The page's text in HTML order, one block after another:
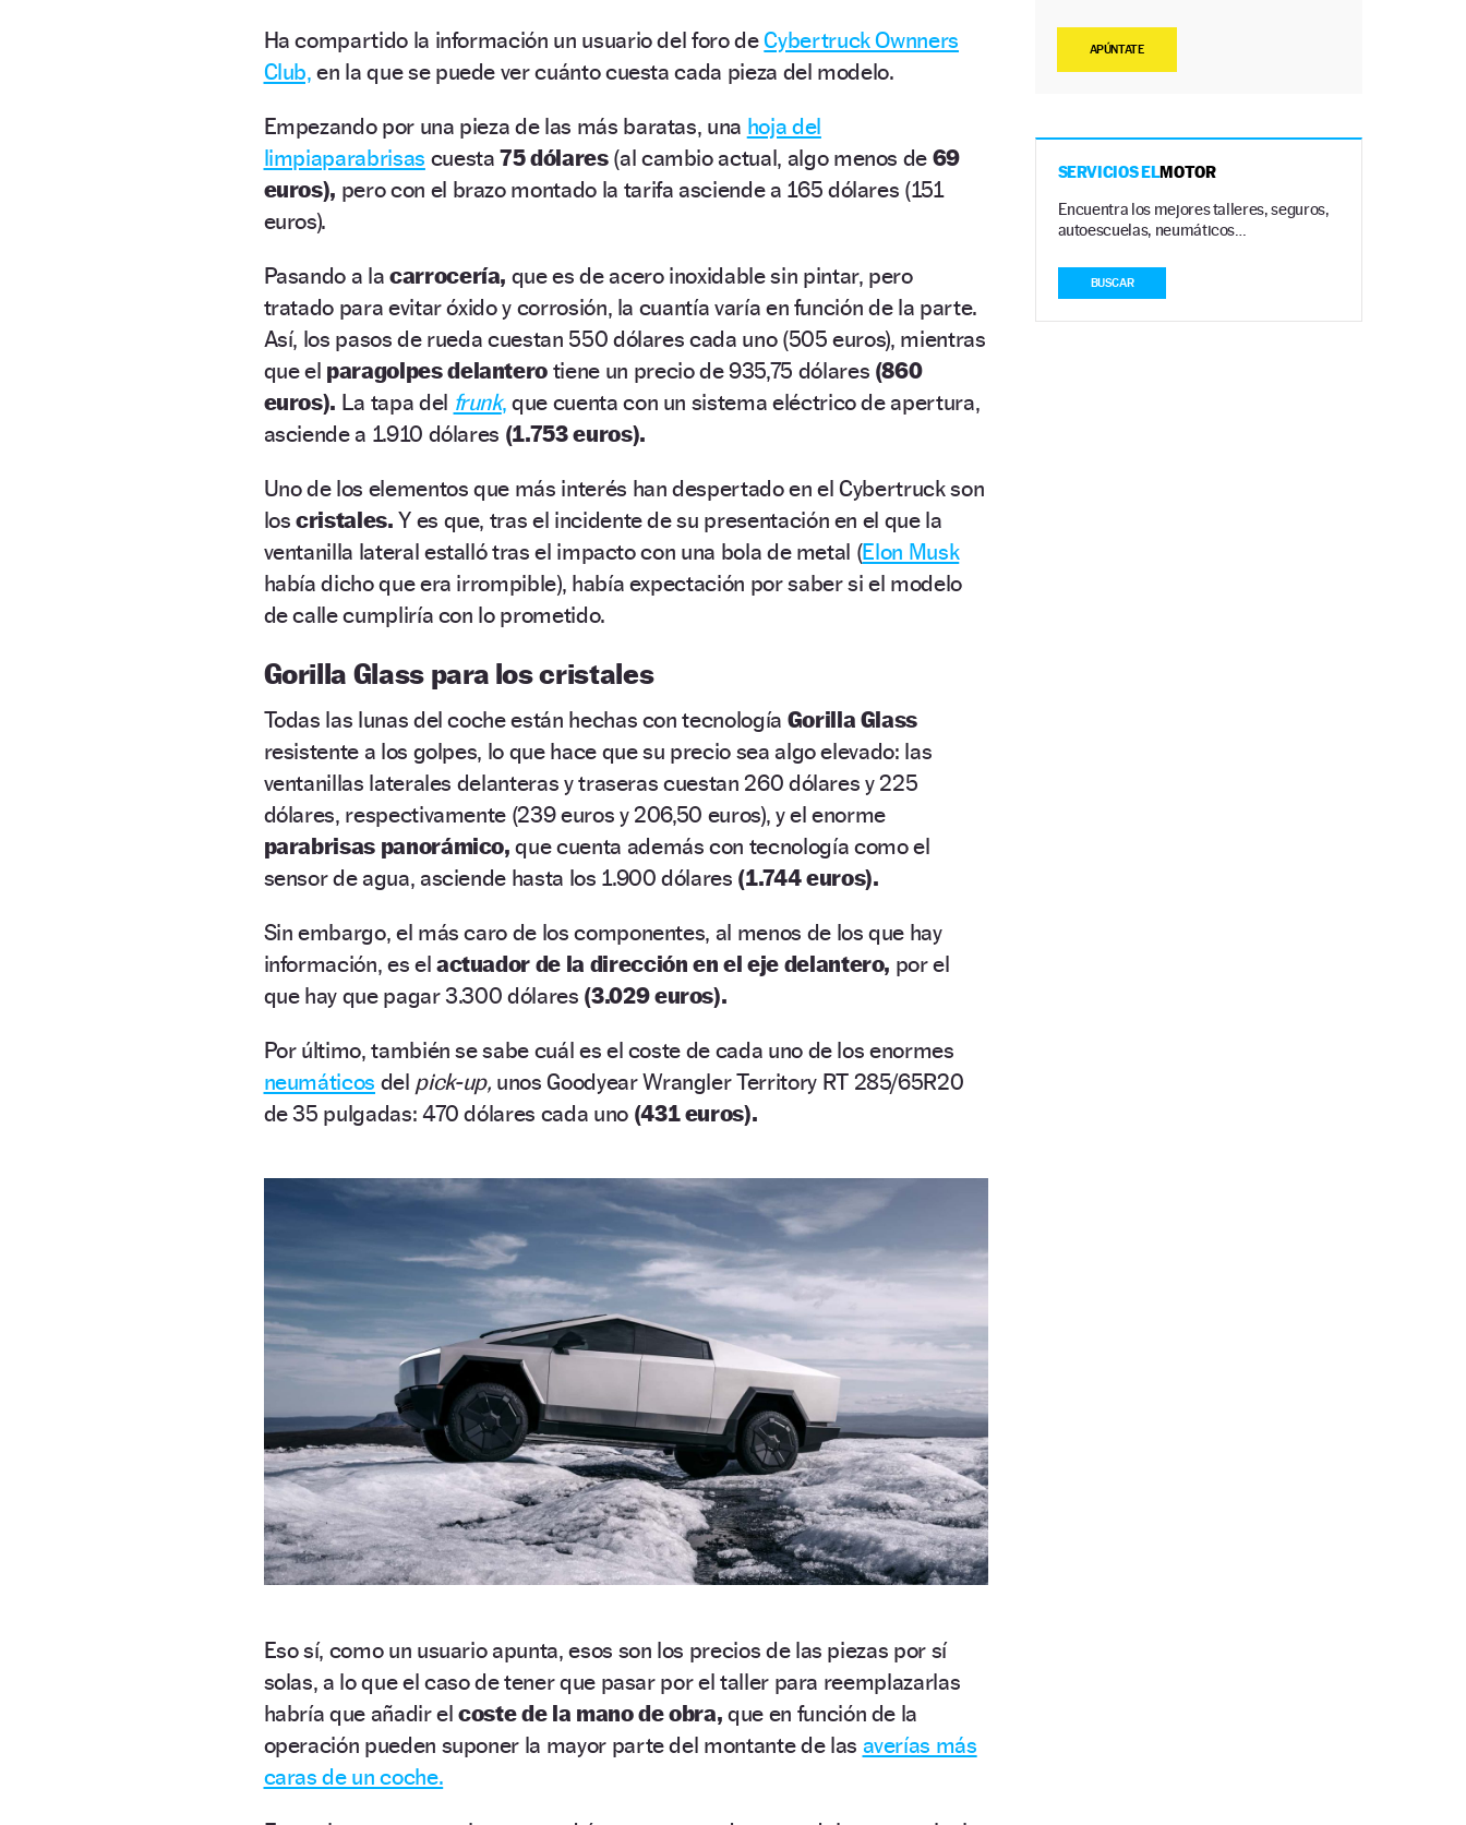
Ha compartido la información un usuario del foro deCybertruck Ownners
Club, en la que se puede ver cuánto cuesta cada pieza del modelo.
Empezando por una pieza de las más baratas, una hoja del
limpiaparabrisas cuesta 75 dólares (al cambio actual, algo menos de 69
euros), pero con el brazo montado la tarifa asciende a 165 dólares (151
euros).
Pasando a la carrocería, que es de acero inoxidable sin pintar, pero
tratado para evitar óxido y corrosión, la cuantía varía en función de la parte.
Así, los pasos de rueda cuestan 550 dólares cada uno (505 euros), mientras
que el paragolpes delantero tiene un precio de 935,75 dólares (860
euros). La tapa del frunk, que cuenta con un sistema eléctrico de apertura,
asciende a 1.910 dólares (1.753 euros).
Uno de los elementos que más interés han despertado en el Cybertruck son
loscristales. Y es que, tras el incidente de su presentación en el que la
ventanilla lateral estalló tras el impacto con una bola de metal (Elon Musk
había dicho que era irrompible), había expectación por saber si el modelo
de calle cumpliría con lo prometido.
Gorilla Glass para los cristales
Todas las lunas del coche están hechas con tecnología Gorilla Glass
resistente a los golpes, lo que hace que su precio sea algo elevado: las
ventanillas laterales delanteras y traseras cuestan 260 dólares y 225
dólares, respectivamente (239 euros y 206,50 euros), y el enorme
parabrisas panorámico,que cuenta además con tecnología como el
sensor de agua, asciende hasta los 1.900 dólares (1.744 euros).
Sin embargo, el más caro de los componentes, al menos de los que hay
información, es el actuador de la dirección en el eje delantero, por el
que hay que pagar 3.300 dólares (3.029 euros).
Por último, también se sabe cuál es el coste de cada uno de los enormes
neumáticos del pick-up, unos Goodyear Wrangler Territory RT 285/65R20
de 35 pulgadas: 470 dólares cada uno (431 euros).
Eso sí, como un usuario apunta, esos son los precios de las piezas por sí
solas, a lo que el caso de tener que pasar por el taller para reemplazarlas
habría que añadir elcoste de la mano de obra, que en función de la
operación pueden suponer la mayor parte del montante de las averías más
caras de un coche.
APÚNTATE
SERVICIOS ELMOTOR
Encuentra los mejores talleres, seguros,
autoescuelas, neumáticos…
BUSCAR